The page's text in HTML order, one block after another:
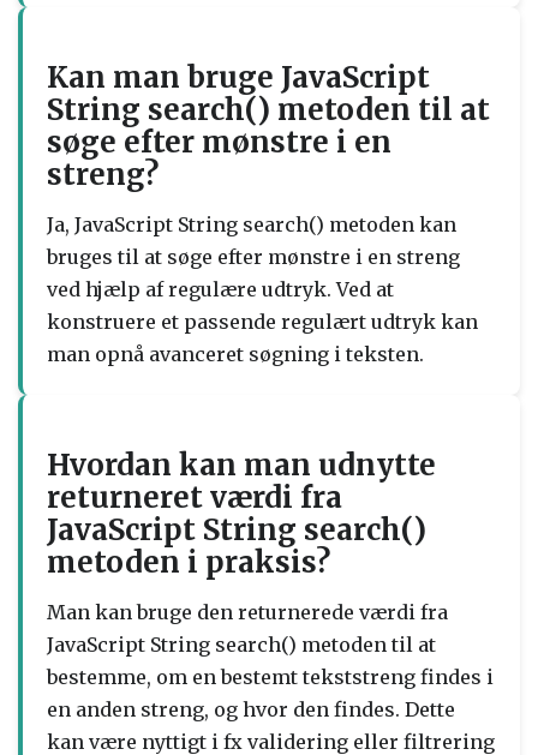
Kan man bruge JavaScript
String search() metoden til at
søge efter mønstre i en
streng?
Ja, JavaScript String search() metoden kan
bruges til at søge efter mønstre i en streng
ved hjælp af regulære udtryk. Ved at
konstruere et passende regulært udtryk kan
man opnå avanceret søgning i teksten.
Hvordan kan man udnytte
returneret værdi fra
JavaScript String search()
metoden i praksis?
Man kan bruge den returnerede værdi fra
JavaScript String search() metoden til at
bestemme, om en bestemt tekststreng findes i
en anden streng, og hvor den findes. Dette
kan være nyttigt i fx validering eller filtrering